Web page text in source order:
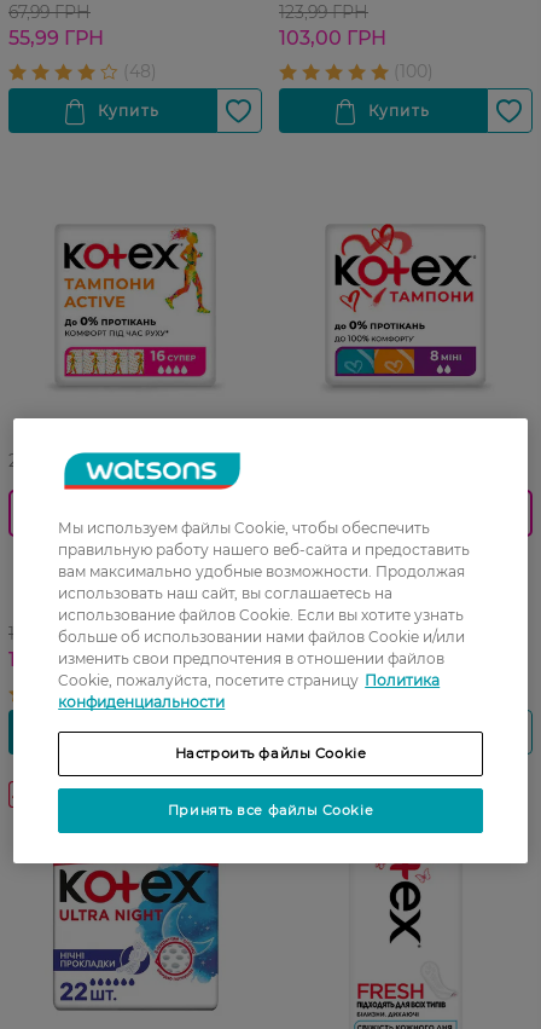
67,99 ГРН
55,99 ГРН
123,99 ГРН
103,00 ГРН
27 07 - 23 08
Тампоны женские
гигиенические Kotex Active
Super 16 шт
144,99 ГРН
123,00 ГРН
Тампоны женские Kotex
Mini 8 шт
73,99 ГРН
61,99 ГРН
-24%
Мы используем файлы Cookie, чтобы обеспечить
правильную работу нашего веб-сайта и предоставить
вам максимально удобные возможности. Продолжая
использовать наш сайт, вы соглашаетесь на
использование файлов Cookie. Если вы хотите узнать
больше об использовании нами файлов Cookie и/или
изменить свои предпочтения в отношении файлов
Cookie, пожалуйста, посетите страницу Политика
конфиденциальности
Настроить файлы Cookie
Принять все файлы Cookie